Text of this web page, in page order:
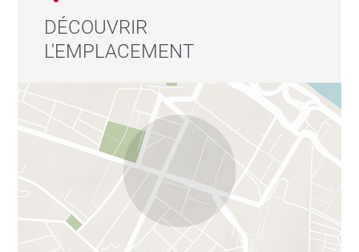
DÉCOUVRIR
L'EMPLACEMENT